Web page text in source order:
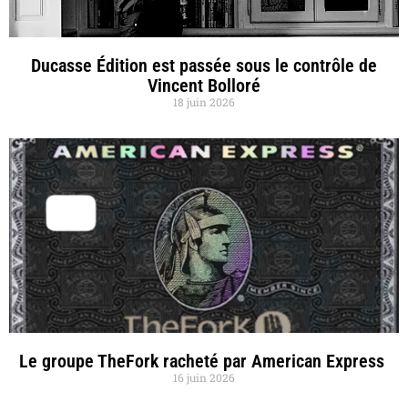
Ducasse Édition est passée sous le contrôle de
Vincent Bolloré
18 juin 2026
Le groupe TheFork racheté par American Express
16 juin 2026